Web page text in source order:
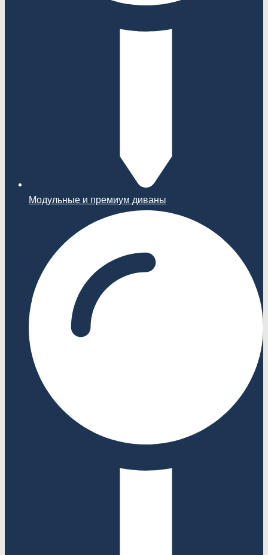
Модульные и премиум диваны